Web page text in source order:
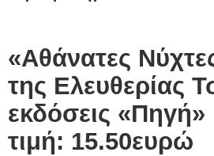
«Αθάνατες
της Ελευθερίας
εκδόσεις «Πηγή»
τιμή: 15.50ευρώ